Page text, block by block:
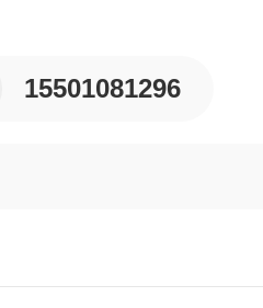
15501081296